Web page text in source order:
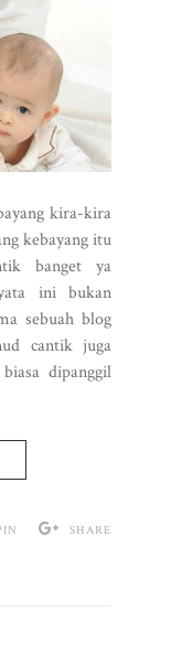
kira-kira
kebayang itu
banget ya
ini bukan
sebuah blog
cantik juga
dipanggil
SHARE